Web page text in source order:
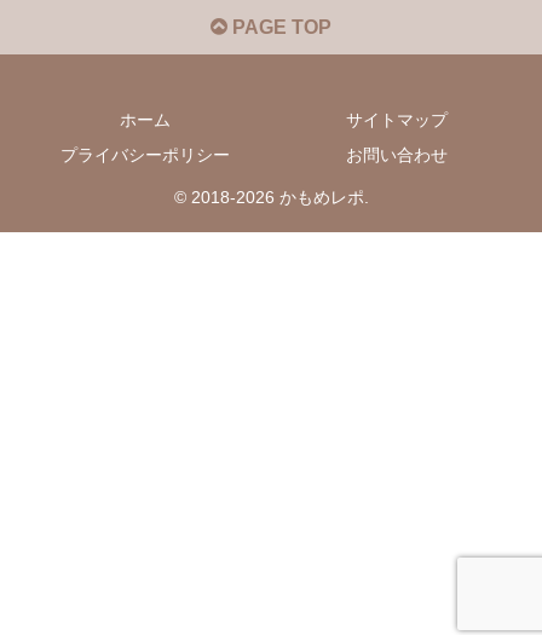
PAGE TOP
ホーム
サイトマップ
プライバシーポリシー
お問い合わせ
© 2018-2026 かもめレポ.